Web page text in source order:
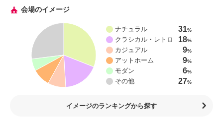
会場のイメージ
ナチュラル 31%
クラシカル・レトロ 18%
カジュアル 9%
アットホーム 9%
モダン 6%
その他 27%
イメージのランキングから探す